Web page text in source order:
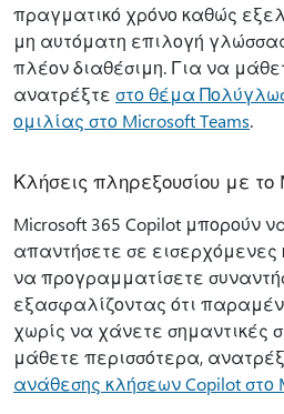
πραγματικό χρόνο καθώς
μη αυτόματη επιλογή
πλέον διαθέσιμη. Για να
ανατρέξτε στο θέμα
ομιλίας στο Microsoft Teams.
Κλήσεις πληρεξουσίου με το
Microsoft 365 Copilot μπορούν
απαντήσετε σε εισερχόμενες
να προγραμματίσετε
εξασφαλίζοντας ότι
χωρίς να χάνετε σημαντικές
μάθετε περισσότερα,
ανάθεσης κλήσεων Copilot στο